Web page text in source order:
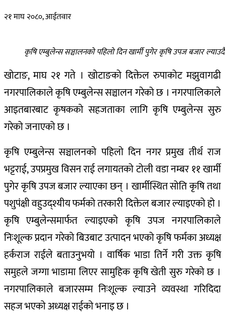
२१ माघ २०८०, आईतवार
कृषि एम्बुलेन्स सञ्चालनको पहिलो दिन खार्मी पुगेर कृषि उपज बजार
खोटाङ, माघ २१ गते । खोटाङको दिक्तेल रुपाकोट मझुवागढी
नगरपालिकाले कृषि एम्बुलेन्स सञ्चालन गरेको छ । नगरपालिकाले
आइतबारबाट कृषकको सहजताका लागि कृषि एम्बुलेन्स सुरु
गरेको जनाएको छ ।
कृषि एम्बुलेन्स सञ्चालनको पहिलो दिन नगर प्रमुख तीर्थ राज
भट्टराई, उपप्रमुख विसन राई लगायतको टोली वडा नम्बर ११ खार्मी
पुगेर कृषि उपज बजार ल्याएका छन् । खार्मीस्थित सोति कृषि तथा
पशुपंक्षी वहुउद्श्यीय फर्मको तरकारी दिक्तेल बजार ल्याइएको हो ।
कृषि एम्बुलेन्समार्फत ल्याइएको कृषि उपज नगरपालिकाले
निःशूल्क प्रदान गरेको बिउबाट उत्पादन भएको कृषि फर्मका अध्यक्ष
हर्कराज राईले बताउनुभयो । वार्षिक भाडा तिर्ने गरी उक्त कृषि
समुहले जग्गा भाडामा लिएर सामुहिक कृषि खेती सुरु गरेको छ ।
नगरपालिकाले बजारसम्म निःशूल्क ल्याउने व्यवस्था गरिदिदा
सहज भएको अध्यक्ष राईको भनाइ छ ।